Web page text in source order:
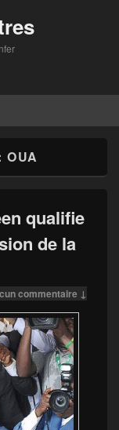
OUA
qualifie
de la
commentaire ↓